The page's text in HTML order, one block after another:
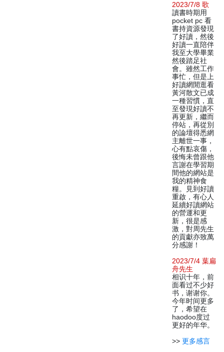
2023/7/8 歌
讀書時期用
pocket pc 看
書持資源發現
了好讀，然後
好讀一直陪伴
我至大學畢業
然後踏足社
會。雖然工作
事忙，但是上
好讀網閒逛看
黃河散文已成
一種習慣，直
至發現好讀不
再更新，繼而
停站，再從別
的論壇得悉網
主離世一事，
心有點哀傷，
後悔未曾跟他
言謝在學習期
間他的網站是
我的精神食
糧。見到好讀
重啟，有心人
延續好讀網站
的營運和更
新，很是感
激，對周先生
的貢獻亦致萬
分感謝！
2023/7/4 葉扁
舟先生
相识十年，前
面看过不少好
书，谢谢你。
今年时间更多
了，希望在
haodoo度过
更好的年华。
>> 更多感言